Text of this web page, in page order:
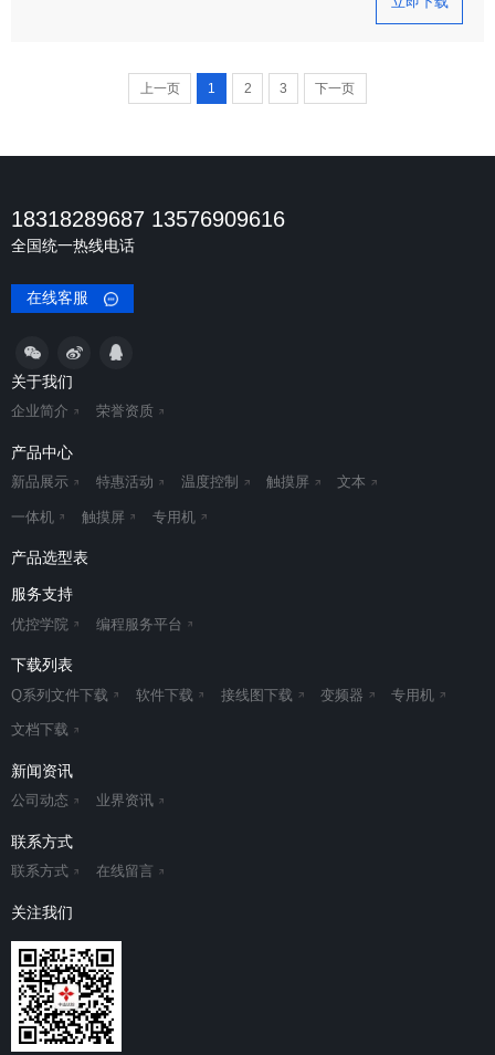
上一页 1 2 3 下一页
18318289687 13576909616
全国统一热线电话
在线客服
关于我们
企业简介 荣誉资质
产品中心
新品展示 特惠活动 温度控制 触摸屏 文本
一体机 触摸屏 专用机
产品选型表
服务支持
优控学院 编程服务平台
下载列表
Q系列文件下载 软件下载 接线图下载 变频器 专用机
文档下载
新闻资讯
公司动态 业界资讯
联系方式
联系方式 在线留言
关注我们